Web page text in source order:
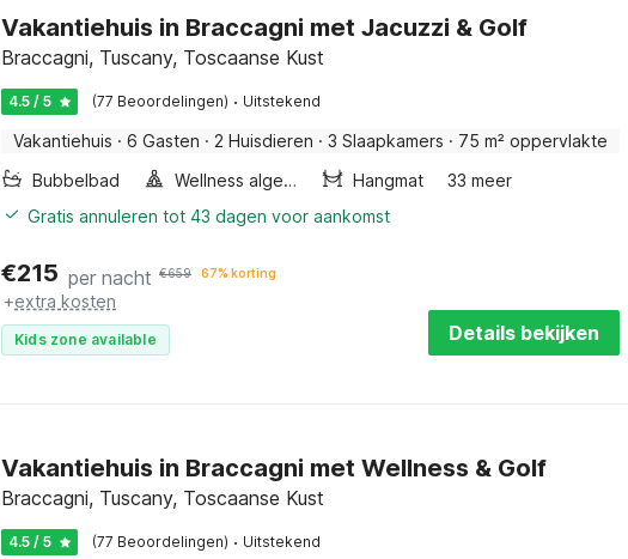
Vakantiehuis in Braccagni met Jacuzzi & Golf
Braccagni, Tuscany, Toscaanse Kust
4.5 / 5 (77 Beoordelingen) · Uitstekend
Vakantiehuis · 6 Gasten · 2 Huisdieren · 3 Slaapkamers · 75 m² oppervlakte
Bubbelbad
Wellness algemeen Hangmat
33 meer
Gratis annuleren tot 43 dagen voor aankomst
€215 per nacht €659 67% korting
+extra kosten
Kids zone available Details bekijken
Vakantiehuis in Braccagni met Wellness & Golf
Braccagni, Tuscany, Toscaanse Kust
4.5 / 5 (77 Beoordelingen) · Uitstekend